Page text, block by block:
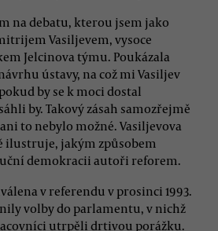
na debatu, kterou jsem jako
Vasiljevem, vysoce
Jelcinova týmu. Poukázala
ústavy, na což mi Vasiljev
by se k moci dostal
by. Takový zásah samozřejmě
to nebylo možné. Vasiljevova
ilustruje, jakým způsobem
demokracii autoři reforem.
v referendu v prosinci 1993.
volby do parlamentu, v nichž
utrpěli drtivou porážku.